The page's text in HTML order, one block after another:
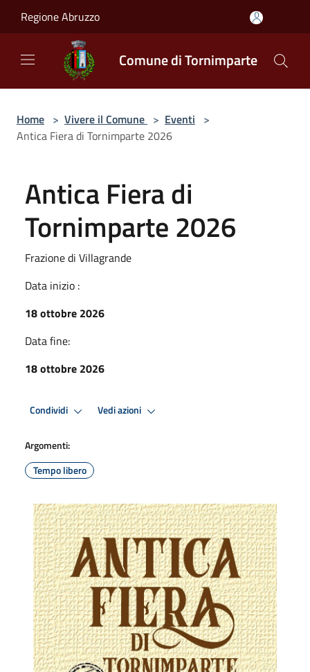
Regione Abruzzo
Comune di Tornimparte
Home > Vivere il Comune > Eventi >
Antica Fiera di Tornimparte 2026
Antica Fiera di
Tornimparte 2026
Frazione di Villagrande
Data inizio :
18 ottobre 2026
Data fine:
18 ottobre 2026
Condividi Vedi azioni
Argomenti:
Tempo libero